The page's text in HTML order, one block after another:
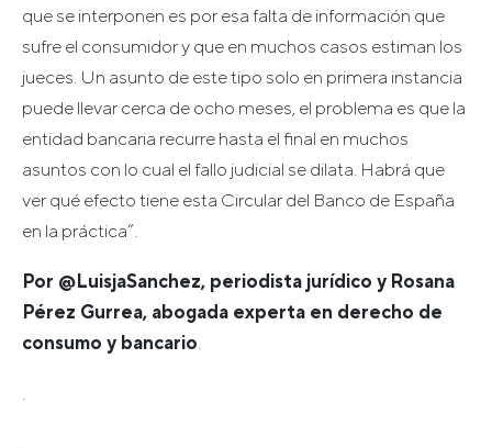
que se interponen es por esa falta de información que
sufre el consumidor y que en muchos casos estiman los
jueces. Un asunto de este tipo solo en primera instancia
puede llevar cerca de ocho meses, el problema es que la
entidad bancaria recurre hasta el final en muchos
asuntos con lo cual el fallo judicial se dilata. Habrá que
ver qué efecto tiene esta Circular del Banco de España
en la práctica”.
Por @LuisjaSanchez, periodista jurídico y Rosana
Pérez Gurrea, abogada experta en derecho de
consumo y bancario